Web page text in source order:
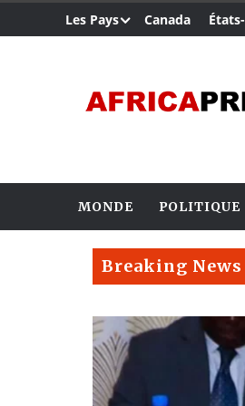
Les Pays Canada
MONDE POLITIQUE
Breaking News